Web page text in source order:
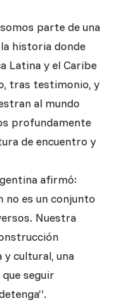
parte de una
historia donde
Latina y el Caribe
tras testimonio, y
al mundo
profundamente
de encuentro y
afirmó:
no es un conjunto
Nuestra
y cultural, una
seguir